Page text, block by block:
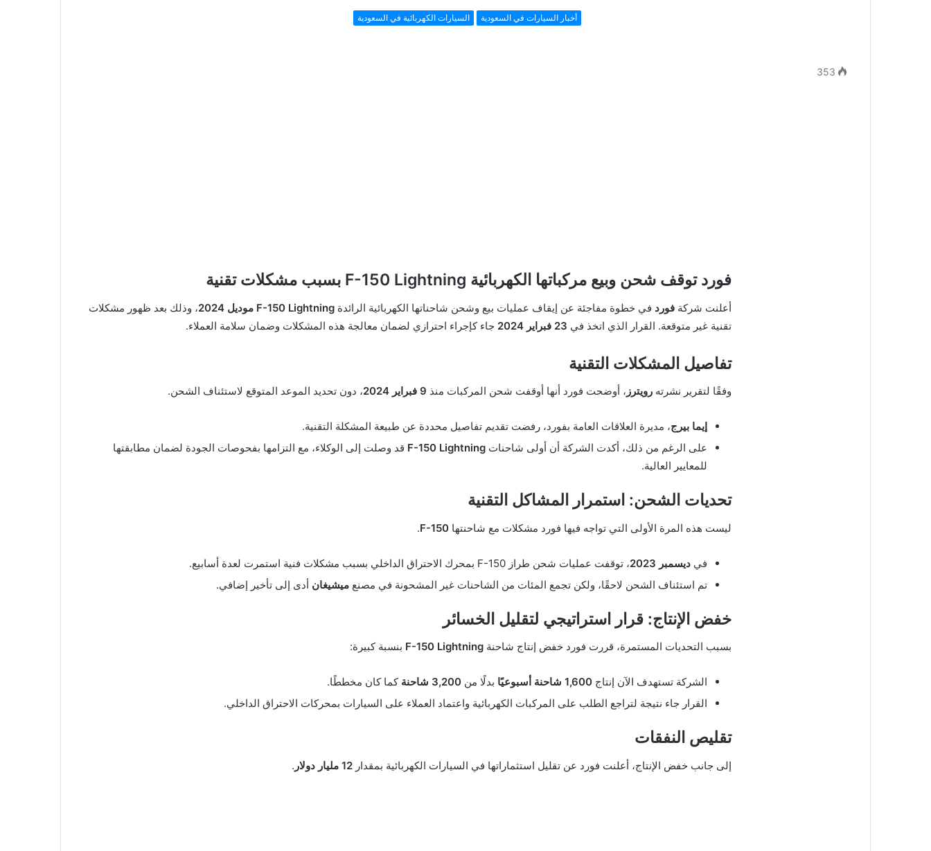
أخبار السيارات في السعودية السيارات الكهربائية في السعودية
فورد توقف شحن وبيع مركباتها الكهربائية F-150 Lightning بسبب مشكلات تقنية
أعلنت شركة فورد في خطوة مفاجئة عن إيقاف عمليات بيع وشحن شاحناتها الكهربائية الرائدة F-150 Lightning موديل 2024
، وذلك بعد ظهور مشكلات
تقنية غير متوقعة. القرار الذي اتخذ في 23 فبراير 2024 جاء كإجراء احترازي لضمان معالجة هذه المشكلات وضمان سلامة العملاء.
تفاصيل المشكلات التقنية
وفقًا لتقرير نشرته رويترز ، أوضحت فورد أنها أوقفت شحن المركبات منذ 9 فبراير 2024 ، دون تحديد الموعد المتوقع لاستئناف الشحن.
إيما بيرج، مديرة العلاقات العامة بفورد، رفضت تقديم تفاصيل محددة عن طبيعة المشكلة التقنية.
على الرغم من ذلك، أكدت الشركة أن أولى شاحنات F-150 Lightning قد وصلت إلى الوكلاء، مع التزامها بفحوصات الجودة لضمان مطابقتها
للمعايير العالية.
تحديات الشحن: استمرار المشاكل التقنية
ليست هذه المرة الأولى التي تواجه فيها فورد مشكلات مع شاحنتها F-150
.
في ديسمبر 2023
، توقفت عمليات شحن طراز F-150 بمحرك الاحتراق الداخلي بسبب مشكلات فنية استمرت لعدة أسابيع.
تم استئناف الشحن لاحقًا، ولكن تجمع المئات من الشاحنات غير المشحونة في مصنع ميشيغان أدى إلى تأخير إضافي.
خفض الإنتاج: قرار استراتيجي لتقليل الخسائر
بسبب التحديات المستمرة، قررت فورد خفض إنتاج شاحنة F-150 Lightning بنسبة كبيرة:
الشركة تستهدف الآن إنتاج 1,600 شاحنة أسبوعيًا بدلًا من 3,200 شاحنة
كما كان مخططًا.
القرار جاء نتيجة لتراجع الطلب على المركبات الكهربائية واعتماد العملاء على السيارات بمحركات الاحتراق الداخلي.
تقليص النفقات
إلى جانب خفض الإنتاج، أعلنت فورد عن تقليل استثماراتها في السيارات الكهربائية بمقدار 12 مليار دولار .
353